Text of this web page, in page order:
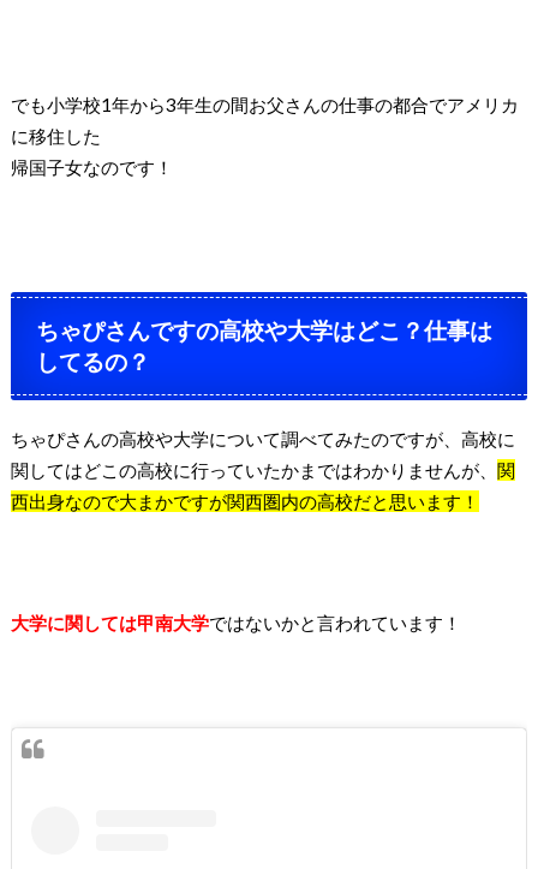
でも小学校1年から3年生の間お父さんの仕事の都合でアメリカ
に移住した
帰国子女なのです！
ちゃぴさんですの高校や大学はどこ？仕事は
してるの？
ちゃぴさんの高校や大学について調べてみたのですが、高校に
関してはどこの高校に行っていたかまではわかりませんが、 関
西出身なので大まかですが関西圏内の高校だと思います！
大学に関しては甲南大学ではないかと言われています！